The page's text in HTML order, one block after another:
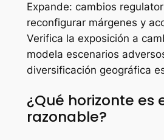
Expande: cambios
reconfigurar márgenes y
Verifica la exposición a
modela escenarios
diversificación geográfica
¿Qué horizonte es
razonable?